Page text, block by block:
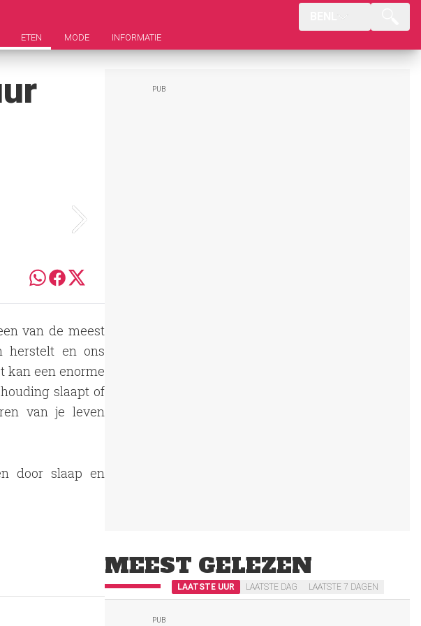
ETEN MODE INFORMATIE
van de meest
herstelt en ons
kan een enorme
slaapt of
van je leven
door slaap en
MEEST GELEZEN
LAATSTE UUR LAATSTE DAG LAATSTE 7 DAGEN